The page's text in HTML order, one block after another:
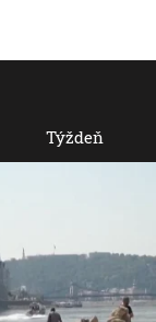
Týždeň